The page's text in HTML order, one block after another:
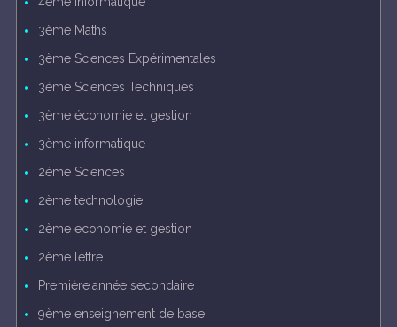
3ème Maths
3ème Sciences Expérimentales
3ème Sciences Techniques
3ème économie et gestion
3ème informatique
2ème Sciences
2ème technologie
2ème economie et gestion
2ème lettre
Première année secondaire
9ème enseignement de base